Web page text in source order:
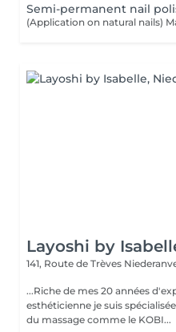
Semi-permanent nail
Layoshi by
141, Route de Trèves
...Riche de mes 20 années
esthéticienne je suis
du massage comme le KOBI...